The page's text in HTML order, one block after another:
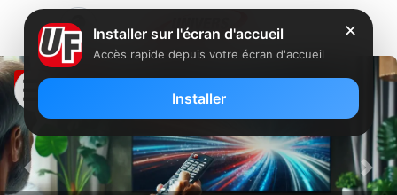
À LA UNE
Previous Next
✕
Installer sur l'écran d'accueil
Accès rapide depuis votre écran d'accueil
Installer